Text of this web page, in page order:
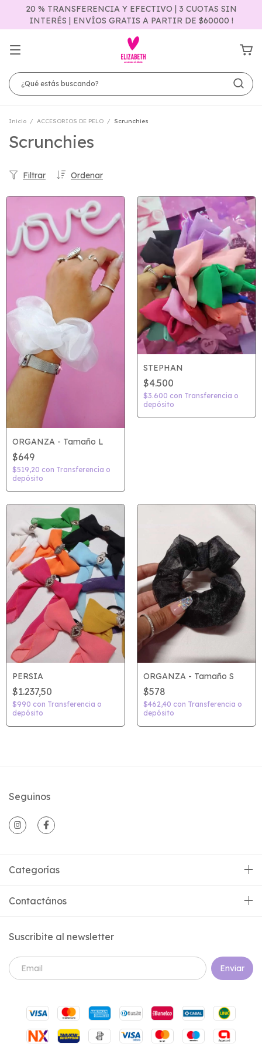
20 % TRANSFERENCIA Y EFECTIVO | 3 CUOTAS SIN
INTERÉS | ENVÍOS GRATIS A PARTIR DE $60000 !
Inicio / ACCESORIOS DE PELO / Scrunchies
Scrunchies
Ordenar
Filtrar
ORGANZA - Tamaño L
$649
$519,20 con Transferencia o
depósito
STEPHAN
$4.500
$3.600 con Transferencia o
depósito
PERSIA
$1.237,50
$990 con Transferencia o
depósito
ORGANZA - Tamaño S
$578
$462,40 con Transferencia o
depósito
Seguinos
Categorías
Contactános
Suscribite al newsletter